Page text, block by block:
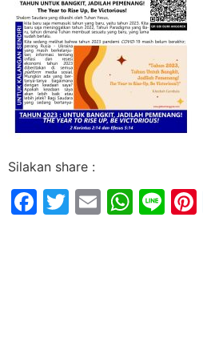
Silakan share :
Facebook
Twitter
Email